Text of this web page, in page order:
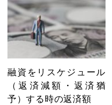
融資をリスケジュール
（返済減額・返済猶
予）する時の返済額